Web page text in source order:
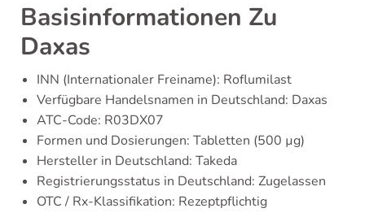
Basisinformationen Zu
Daxas
INN (Internationaler Freiname): Roflumilast
Verfügbare Handelsnamen in Deutschland: Daxas
ATC-Code: R03DX07
Formen und Dosierungen: Tabletten (500 µg)
Hersteller in Deutschland: Takeda
Registrierungsstatus in Deutschland: Zugelassen
OTC / Rx-Klassifikation: Rezeptpflichtig